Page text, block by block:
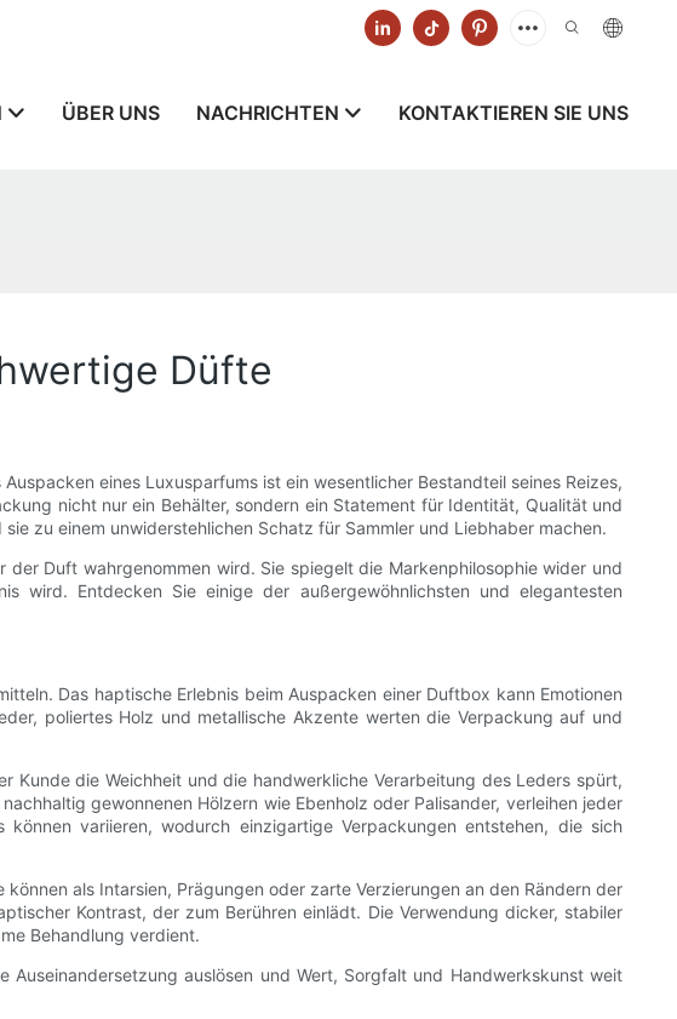
ÜBER UNS NACHRICHTEN KONTAKTIEREN SIE UNS
Düfte
eines Luxusparfums ist ein wesentlicher Bestandteil seines Reizes,
nicht nur ein Behälter, sondern ein Statement für Identität, Qualität und
zu einem unwiderstehlichen Schatz für Sammler und Liebhaber machen.
Duft wahrgenommen wird. Sie spiegelt die Markenphilosophie wider und
wird. Entdecken Sie einige der außergewöhnlichsten und elegantesten
Das haptische Erlebnis beim Auspacken einer Duftbox kann Emotionen
poliertes Holz und metallische Akzente werten die Verpackung auf und
Kunde die Weichheit und die handwerkliche Verarbeitung des Leders spürt,
gewonnenen Hölzern wie Ebenholz oder Palisander, verleihen jeder
variieren, wodurch einzigartige Verpackungen entstehen, die sich
als Intarsien, Prägungen oder zarte Verzierungen an den Rändern der
Kontrast, der zum Berühren einlädt. Die Verwendung dicker, stabiler
Behandlung verdient.
auslösen und Wert, Sorgfalt und Handwerkskunst weit